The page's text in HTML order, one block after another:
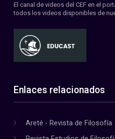
El canal de videos del CEF en el
todos los videos disponibles de
Enlaces relacionados
Areté - Revista de Filosofía